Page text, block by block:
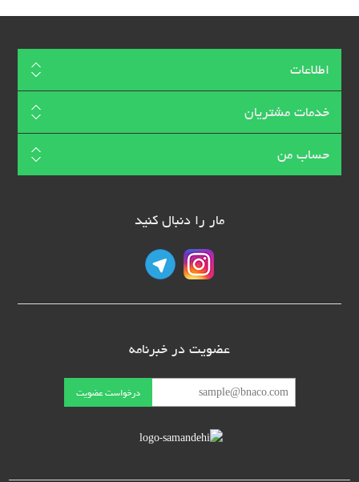
اطلاعات
خدمات مشتریان
حساب من
مار را دنبال کنید
عضویت در خبرنامه